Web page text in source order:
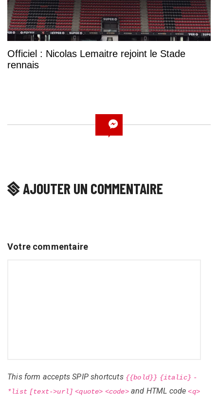
Officiel : Nicolas Lemaitre rejoint le Stade
rennais
AJOUTER UN COMMENTAIRE
Votre commentaire
This form accepts SPIP shortcuts {{bold}} {italic} -
*list [text->url] <quote> <code>and HTML code<q>